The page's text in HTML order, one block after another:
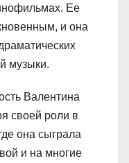
Ее
и она
музыки.
Валентина
своей роли в
она сыграла
и на многие